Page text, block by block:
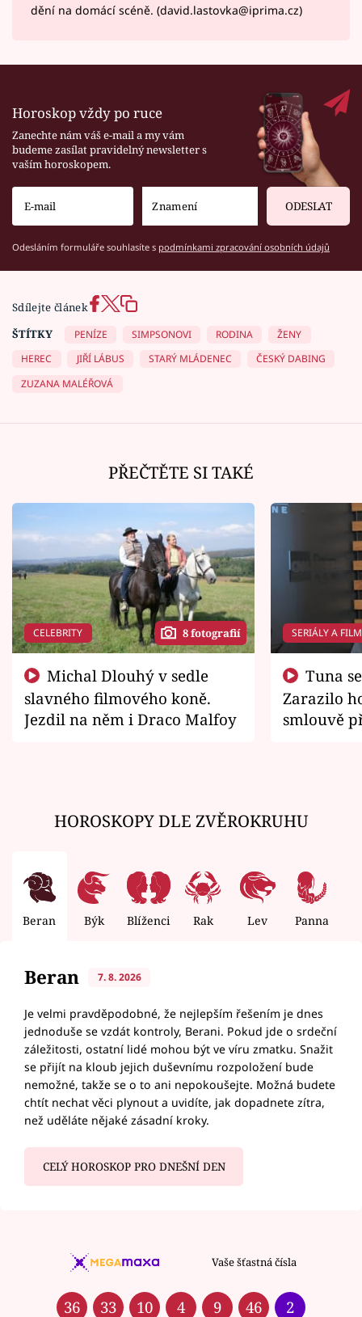
dění na domácí scéně. (david.lastovka@iprima.cz)
Horoskop vždy po ruce
Zanechte nám váš e-mail a my vám
budeme zasílat pravidelný newsletter s
vaším horoskopem.
ODESLAT
Odesláním formuláře souhlasíte s podmínkami zpracování osobních údajů
Sdílejte článek
ŠTÍTKY
PENÍZE SIMPSONOVI RODINA
ŽENY
HEREC
JIŘÍ LÁBUS STARÝ MLÁDENEC
ČESKÝ DABING
ZUZANA MALÉŘOVÁ
PŘEČTĚTE SI TAKÉ
CELEBRITY 8 fotografií
slavného filmového koně.
Jezdil na něm i Draco Malfoy
SERIÁLY A
Zarazilo
smlouvě
HOROSKOPY DLE ZVĚROKRUHU
Beran Býk Blíženci Rak Lev Panna
Beran 7. 8. 2026
Je velmi pravděpodobné, že nejlepším řešením je dnes
jednoduše se vzdát kontroly, Berani. Pokud jde o srdeční
záležitosti, ostatní lidé mohou být ve víru zmatku. Snažit
se přijít na kloub jejich duševnímu rozpoložení bude
nemožné, takže se o to ani nepokoušejte. Možná budete
chtít nechat věci plynout a uvidíte, jak dopadnete zítra,
než uděláte nějaké zásadní kroky.
CELÝ HOROSKOP PRO DNEŠNÍ DEN
Vaše šťastná čísla
36 33 10 4 9 46 2